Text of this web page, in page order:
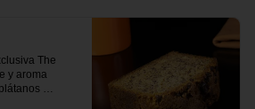
The
y aroma